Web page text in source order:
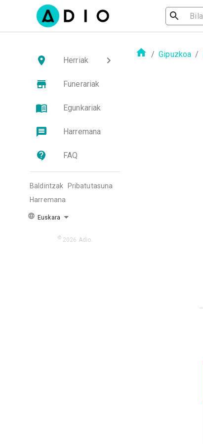
Herriak
Funerariak
Egunkariak
Harremana
FAQ
Baldintzak
Pribatutasuna
Harremana
Euskara
© 2026 Adio.
/ Gipuzkoa /